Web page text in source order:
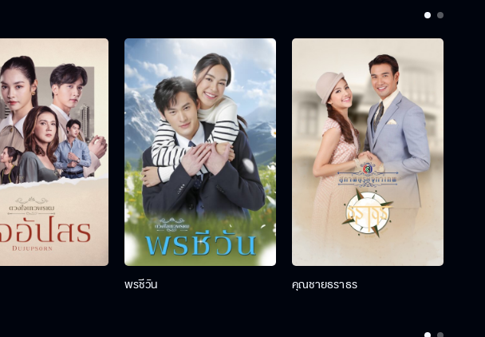
พรชีวัน คุณชายธราธร